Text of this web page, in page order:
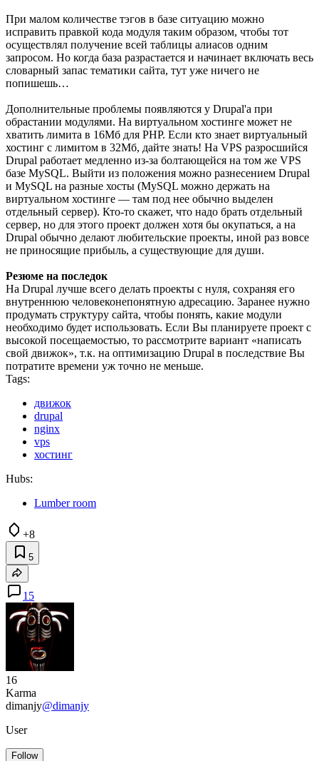
При малом количестве тэгов в базе ситуацию можно
исправить правкой кода модуля таким образом, чтобы тот
осуществлял получение всей таблицы алиасов одним
запросом. Но когда база разрастается и начинает включать весь
словарный запас тематики сайта, тут уже ничего не
попишешь…
Дополнительные проблемы появляются у Drupal'а при
обрастании модулями. На виртуальном хостинге может не
хватить лимита в 16Мб для PHP. Если кто знает виртуальный
хостинг с лимитом в 32Мб, дайте знать! На VPS разросшийся
Drupal работает медленно из-за болтающейся на том же VPS
базе MySQL. Выйти из положения можно разнесением Drupal
и MySQL на разные хосты (MySQL можно держать на
виртуальном хостинге — там под нее обычно выделен
отдельный сервер). Кто-то скажет, что надо брать отдельный
сервер, но для этого проект должен хотя бы окупаться, а на
Drupal обычно делают любительские проекты, иной раз вовсе
не приносящие прибыль, а существующие для души.
Резюме на последок
На Drupal лучше всего делать проекты с нуля, сохраняя его
внутреннюю человеконепонятную адресацию. Заранее нужно
продумать структуру сайта, чтобы понять, какие модули
необходимо будет использовать. Если Вы планируете проект с
высокой посещаемостью, то рассмотрите вариант «написать
свой движок», т.к. на оптимизацию Drupal в последствие Вы
потратите времени уж точно не меньше.
Tags:
движок
drupal
nginx
vps
хостинг
Hubs:
Lumber room
+8
5
15
16
Karma
dimanjy@dimanjy
User
Follow